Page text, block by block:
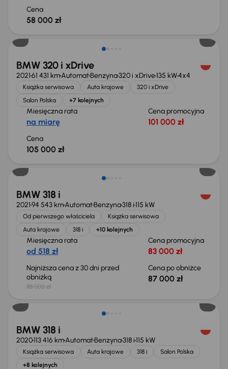
Cena
58 000 zł
BMW 320 i xDrive
202161 431 kmAutomatBenzyna320 i xDrive135 kW4x4
Książka serwisowa Auta krajowe
320 i xDrive
Salon Polska
+7 kolejnych
Miesięczna rata
na miarę
Cena promocyjna
101 000 zł
Cena
105 000 zł
Taniej o 1 000 zł
BMW 318 i
202194 543 kmAutomatBenzyna318 i115 kW
Od pierwszego właściciela
Książka serwisowa
Auta krajowe
318 i +10 kolejnych
Miesięczna rata
od 518 zł
Cena promocyjna
83 000 zł
Najniższa cena z 30 dni przed
obniżką
88 000 zł
Cena po obniżce
87 000 zł
BMW 318 i
2020113 416 kmAutomatBenzyna318 i115 kW
Książka serwisowa Auta krajowe 318 i
Salon Polska
+8 kolejnych